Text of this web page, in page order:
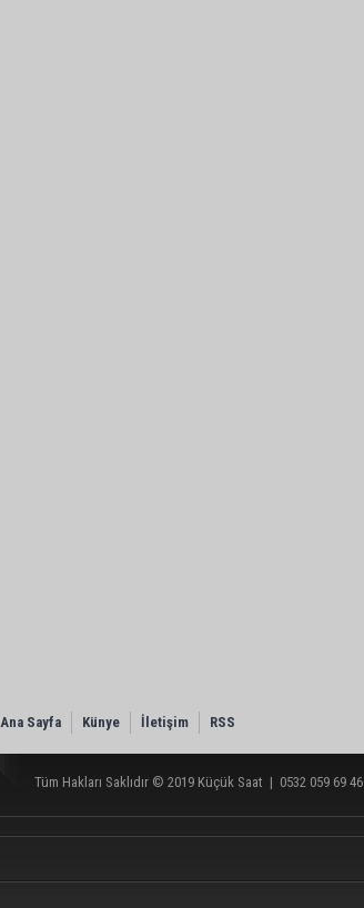
Ana Sayfa Künye İletişim RSS
Tüm Hakları Saklıdır © 2019 Küçük Saat | 0532 059 69 46